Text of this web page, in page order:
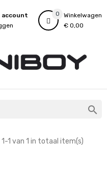
0
Winkelwagen
€ 0,00
account

1-1 van 1 in totaal item(s)